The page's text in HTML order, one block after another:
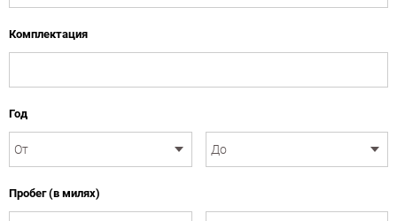
Комплектация
Год
Пробег (в милях)